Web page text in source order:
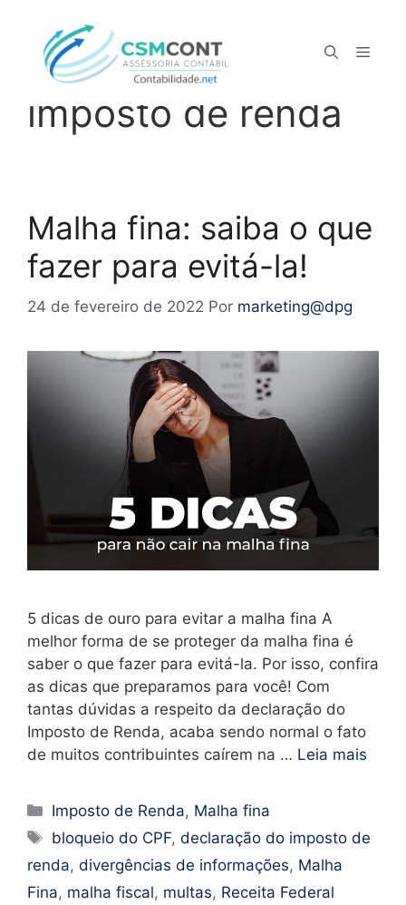
declaração do
imposto de renda
Malha fina: saiba o que
fazer para evitá-la!
24 de fevereiro de 2022 Por marketing@dpg
5 dicas de ouro para evitar a malha fina A
melhor forma de se proteger da malha fina é
saber o que fazer para evitá-la. Por isso, confira
as dicas que preparamos para você! Com
tantas dúvidas a respeito da declaração do
Imposto de Renda, acaba sendo normal o fato
de muitos contribuintes caírem na … Leia mais
Imposto de Renda, Malha fina
bloqueio do CPF,declaração do imposto de
renda, divergências de informações, Malha
Fina, malha fiscal, multas, Receita Federal